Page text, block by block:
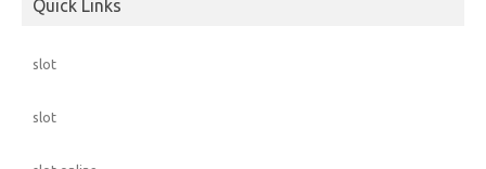
Quick Links
slot
slot